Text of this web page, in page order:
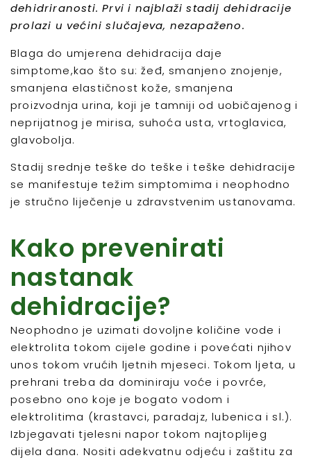
dehidriranosti. Prvi i najblaži stadij dehidracije
prolazi u većini slučajeva, nezapaženo.
Blaga do umjerena dehidracija daje
simptome,kao što su: žeđ, smanjeno znojenje,
smanjena elastičnost kože, smanjena
proizvodnja urina, koji je tamniji od uobičajenog i
neprijatnog je mirisa, suhoća usta, vrtoglavica,
glavobolja.
Stadij srednje teške do teške i teške dehidracije
se manifestuje težim simptomima i neophodno
je stručno liječenje u zdravstvenim ustanovama.
Kako prevenirati
nastanak
dehidracije?
Neophodno je uzimati dovoljne količine vode i
elektrolita tokom cijele godine i povećati njihov
unos tokom vrućih ljetnih mjeseci. Tokom ljeta, u
prehrani treba da dominiraju voće i povrće,
posebno ono koje je bogato vodom i
elektrolitima (krastavci, paradajz, lubenica i sl.).
Izbjegavati tjelesni napor tokom najtoplijeg
dijela dana. Nositi adekvatnu odjeću i zaštitu za